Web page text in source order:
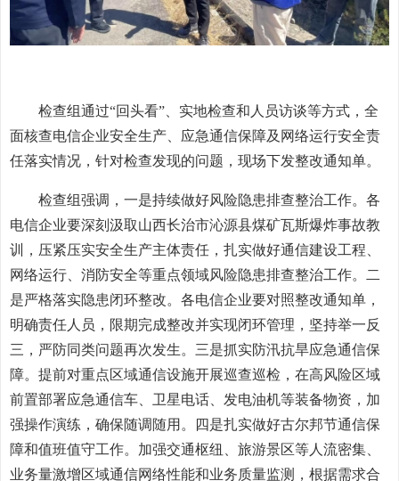
检查组通过“回头看”、实地检查和人员访谈等方式，全
面核查电信企业安全生产、应急通信保障及网络运行安全责
任落实情况，针对检查发现的问题，现场下发整改通知单。
检查组强调，一是持续做好风险隐患排查整治工作。各
电信企业要深刻汲取山西长治市沁源县煤矿瓦斯爆炸事故教
训，压紧压实安全生产主体责任，扎实做好通信建设工程、
网络运行、消防安全等重点领域风险隐患排查整治工作。二
是严格落实隐患闭环整改。各电信企业要对照整改通知单，
明确责任人员，限期完成整改并实现闭环管理，坚持举一反
三，严防同类问题再次发生。三是抓实防汛抗旱应急通信保
障。提前对重点区域通信设施开展巡查巡检，在高风险区域
前置部署应急通信车、卫星电话、发电油机等装备物资，加
强操作演练，确保随调随用。四是扎实做好古尔邦节通信保
障和值班值守工作。加强交通枢纽、旅游景区等人流密集、
业务量激增区域通信网络性能和业务质量监测，根据需求合